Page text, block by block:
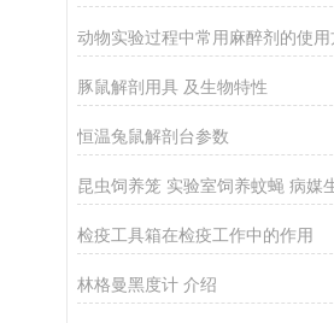
动物实验过程中常用麻醉剂的使用
豚鼠解剖用具 及生物特性
恒温兔鼠解剖台参数
检疫工具箱在检疫工作中的作用
林格曼黑度计 介绍